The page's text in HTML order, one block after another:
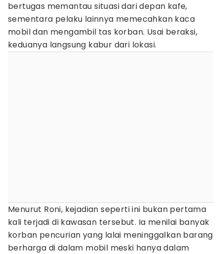
bertugas memantau situasi dari depan kafe,
sementara pelaku lainnya memecahkan kaca
mobil dan mengambil tas korban. Usai beraksi,
keduanya langsung kabur dari lokasi.
Menurut Roni, kejadian seperti ini bukan pertama
kali terjadi di kawasan tersebut. Ia menilai banyak
korban pencurian yang lalai meninggalkan barang
berharga di dalam mobil meski hanya dalam